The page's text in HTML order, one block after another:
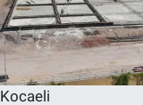
Kocaeli